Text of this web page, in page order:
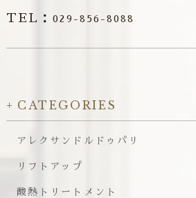
TEL：029-856-8088
CATEGORIES
アレクサンドルドゥパリ
リフトアップ
酸熱トリートメント